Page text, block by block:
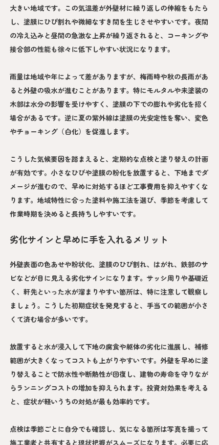
大きい地域です。この気温差が外壁材に繰り返しの伸縮をもたら
し、塗膜にひび割れや微細なすき間を生じさせやすいです。夜間
の冷え込みと昼間の急激な上昇が繰り返されると、コーキングや
接合部の性能も徐々に低下しやすい状況になります。
雨量は地域や年によって差がありますが、梅雨時や秋の長雨があ
ると外壁の吸水が進むことがあります。特にモルタルや未塗装の
木部は水分の影響を受けやすく、塗膜の下での膨れや劣化を招く
場合があるです。逆に夏の紫外線は塗膜の光安定性を奪い、変色
やチョーキング（白化）を促進します。
こうした気候要因を踏まえると、定期的な点検と塗り替えの計画
が有効です。小さなひびや塗膜の粉化を放置すると、下地までダ
メージが進むので、早めに対処するほど工事費用を抑えやすくな
ります。地域特性に合った塗料や施工法を選び、季節を考慮して
作業時期を決めると長持ちしやすいです。
劣化サインと早めに手を入れるメリット
外壁表面の色あせや粉状化、塗膜のひび割れ、はがれ、鉄部のサ
ビなどが目に見える劣化サインになります。サッシ周りや基礎近
く、軒先といった水が溜まりやすい箇所は、特に注意して観察し
ましょう。こうした初期症状を発見すると、手当ての範囲が小さ
くて済む場合が多いです。
放置すると水が浸入して下地の腐食や躯体の劣化に進展し、補修
範囲が大きくなってコストも上がりやすいです。外壁を早めに塗
り替えることで防水性や断熱性が回復し、建物の寿命を守りなが
らランニングコストの増加を抑えられます。投資対効果を考える
と、症状が軽いうちの対処が最も効率的です。
点検は季節ごとに自分でも確認し、気になる箇所は写真を撮って
施工業者と共有すると現状把握がスムーズになります。必要に応